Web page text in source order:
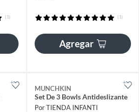
(1) (1)
Agregar
MUNCHKIN
Set De 3 Bowls Antideslizante
Por TIENDA INFANTI